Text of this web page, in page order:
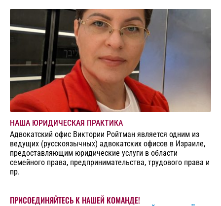
НАША ЮРИДИЧЕСКАЯ ПРАКТИКА
Адвокатский офис Виктории Ройтман является одним из
ведущих (русскоязычных) адвокатских офисов в Израиле,
предоставляющим юридические услуги в области
семейного права, предпринимательства, трудового права и
пр.
ПРИСОЕДИНЯЙТЕСЬ К НАШЕЙ КОМАНДЕ!